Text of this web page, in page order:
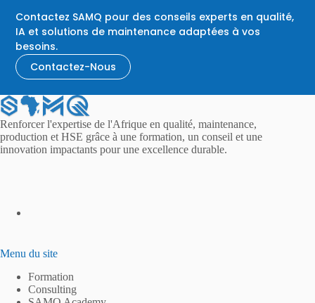
Contactez SAMQ pour des conseils experts en qualité,
IA et solutions de maintenance adaptées à vos
besoins.
Contactez-Nous
Renforcer l'expertise de l'Afrique en qualité, maintenance,
production et HSE grâce à une formation, un conseil et une
innovation impactants pour une excellence durable.
Menu du site
Formation
Consulting